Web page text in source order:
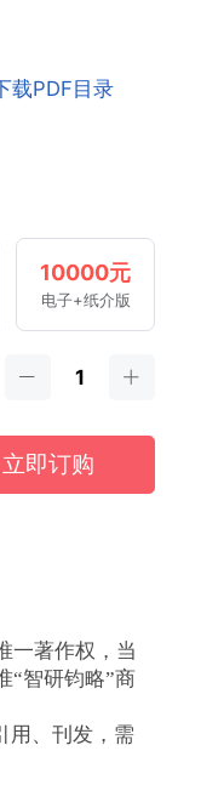
载PDF目录
10000元
电子+纸介版
立即订购
一著作权，当
“智研钧略”商
用、刊发，需